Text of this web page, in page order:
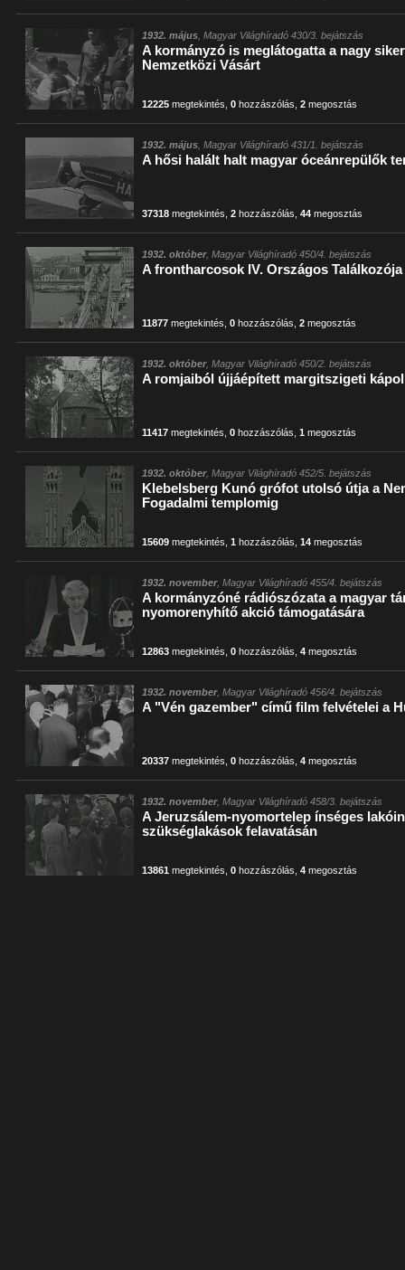
1932. május , Magyar Világhíradó 430/3. bejátszás
A kormányzó is meglátogatta a nagy
Nemzetközi Vásárt
12225 megtekintés ,0 hozzászólás ,2 megosztás
1932. május , Magyar Világhíradó 431/1. bejátszás
A hősi halált halt magyar óceánrepülők
37318 megtekintés ,2 hozzászólás ,44 megosztás
1932. október, Magyar Világhíradó 450/4. bejátszás
A frontharcosok IV. Országos Találkozója
11877 megtekintés ,0 hozzászólás ,2 megosztás
1932. október, Magyar Világhíradó 450/2. bejátszás
A romjaiból újjáépített margitszigeti
11417 megtekintés ,0 hozzászólás ,1 megosztás
1932. október, Magyar Világhíradó 452/5. bejátszás
Klebelsberg Kunó grófot utolsó útja a
Fogadalmi templomig
15609 megtekintés ,1 hozzászólás ,14 megosztás
1932. november, Magyar Világhíradó 455/4. bejátszás
A kormányzóné rádiószózata a magyar
nyomorenyhítő akció támogatására
12863 megtekintés ,0 hozzászólás ,4 megosztás
1932. november, Magyar Világhíradó 456/4. bejátszás
A "Vén gazember" című film felvételei a
20337 megtekintés ,0 hozzászólás ,4 megosztás
1932. november, Magyar Világhíradó 458/3. bejátszás
A Jeruzsálem-nyomortelep ínséges
szükséglakások felavatásán
13861 megtekintés ,0 hozzászólás ,4 megosztás